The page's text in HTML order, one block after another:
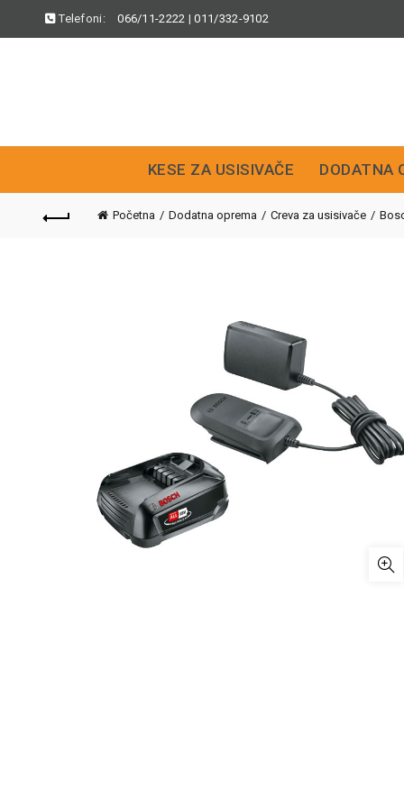
Telefoni: 066/11-2222 |011/332-9102
KESE ZA USISIVAČE DODATNA
Početna Dodatna oprema Creva za usisivače